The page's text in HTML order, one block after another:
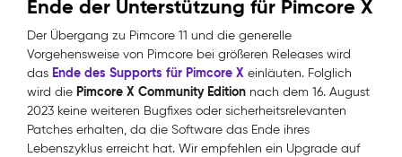
Ende der Unterstützung für Pimcore X
Der Übergang zu Pimcore 11 und die generelle
Vorgehensweise von Pimcore bei größeren Releases wird
das Ende des Supports für Pimcore X einläuten. Folglich
wird die Pimcore X Community Edition nach dem 16. August
2023 keine weiteren Bugfixes oder sicherheitsrelevanten
Patches erhalten, da die Software das Ende ihres
Lebenszyklus erreicht hat. Wir empfehlen ein Upgrade auf